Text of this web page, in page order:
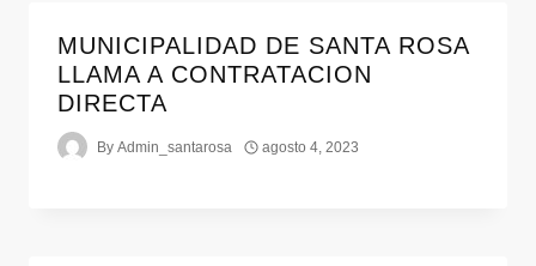
MUNICIPALIDAD DE SANTA ROSA
LLAMA A CONTRATACION
DIRECTA
By Admin_santarosa agosto 4, 2023